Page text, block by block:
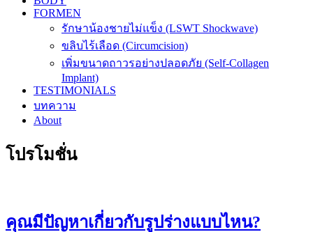
FORMEN
รักษาน้องชายไม่แข็ง (LSWT Shockwave)
ขลิบไร้เลือด (Circumcision)
เพิ่มขนาดถาวรอย่างปลอดภัย (Self-Collagen
Implant)
TESTIMONIALS
บทความ
About
โปรโมชั่น
คุณมีปัญหาเกี่ยวกับรูปร่างแบบไหน?